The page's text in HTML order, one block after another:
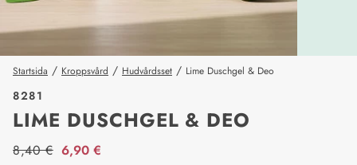
Startsida / Kroppsvård / Hudvårdsset / Lime Duschgel & Deo
8281
LIME DUSCHGEL & DEO
price_label
8,40 € 6,90 €